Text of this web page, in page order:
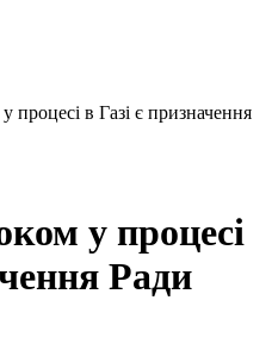
процесі в Газі є призначення
у процесі
Ради